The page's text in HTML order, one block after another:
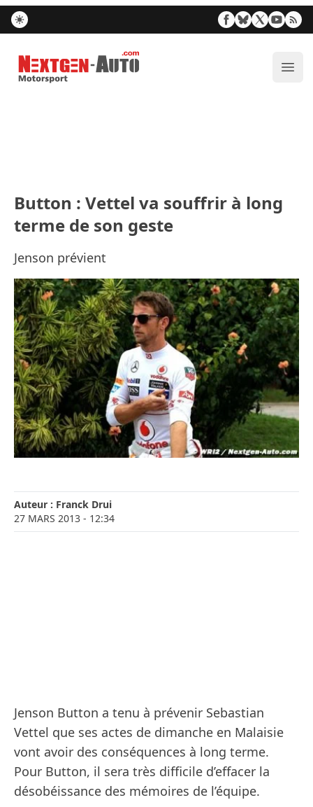
Nextgen-Auto.com
Button : Vettel va souffrir à long
terme de son geste
Jenson prévient
Auteur : Franck Drui
27 MARS 2013 - 12:34
Jenson Button a tenu à prévenir Sebastian
Vettel que ses actes de dimanche en Malaisie
vont avoir des conséquences à long terme.
Pour Button, il sera très difficile d’effacer la
désobéissance des mémoires de l’équipe.